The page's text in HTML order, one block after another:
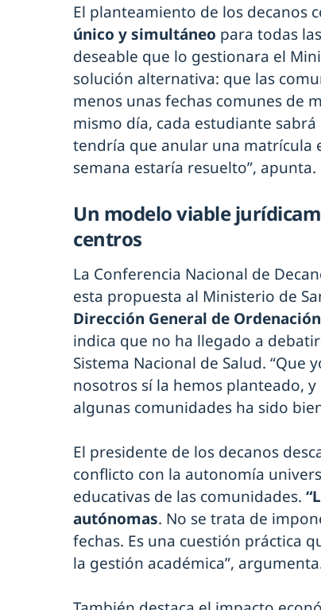
El planteamiento de los decanos
único y simultáneo para todas
deseable que lo gestionara el
solución alternativa: que las
menos unas fechas comunes de
mismo día, cada estudiante
tendría que anular una matrícula
semana estaría resuelto”, apunta.
Un modelo viable
centros
La Conferencia Nacional de
esta propuesta al Ministerio de
Dirección General de
indica que no ha llegado a
Sistema Nacional de Salud. “Que
nosotros sí la hemos planteado,
algunas comunidades ha sido
El presidente de los decanos
conflicto con la autonomía
educativas de las comunidades.
autónomas. No se trata de
fechas. Es una cuestión práctica
la gestión académica”,